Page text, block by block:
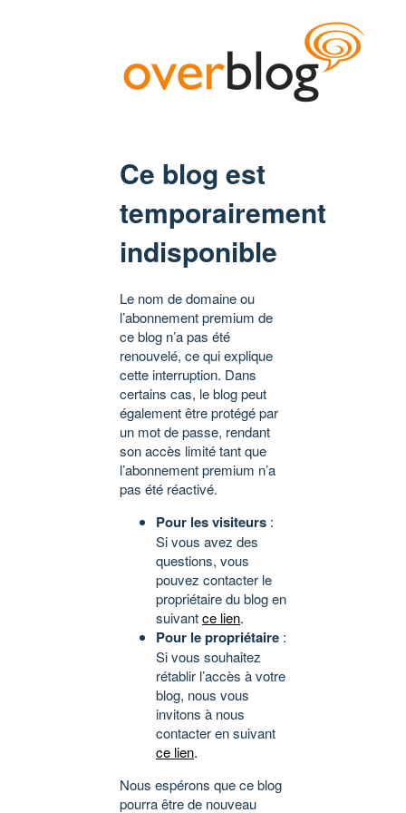
Ce blog est
temporairement
indisponible
Le nom de domaine ou
l’abonnement premium de
ce blog n’a pas été
renouvelé, ce qui explique
cette interruption. Dans
certains cas, le blog peut
également être protégé par
un mot de passe, rendant
son accès limité tant que
l’abonnement premium n’a
pas été réactivé.
Pour les visiteurs :
Si vous avez des
questions, vous
pouvez contacter le
propriétaire du blog en
suivantce lien.
Pour le propriétaire :
Si vous souhaitez
rétablir l’accès à votre
blog, nous vous
invitons à nous
contacter en suivant
ce lien.
Nous espérons que ce blog
pourra être de nouveau